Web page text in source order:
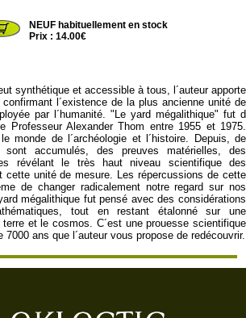
NEUF habituellement en stock
Prix : 14.00€
synthétique et accessible à tous, l´auteur apporte
l´existence de la plus ancienne unité de
par l´humanité. "Le yard mégalithique" fut d
Professeur Alexander Thom entre 1955 et 1975.
monde de l´archéologie et l´histoire. Depuis, de
accumulés, des preuves matérielles, des
révélant le très haut niveau scientifique des
cette unité de mesure. Les répercussions de cette
de changer radicalement notre regard sur nos
mégalithique fut pensé avec des considérations
tout en restant étalonné sur une
et le cosmos. C´est une prouesse scientifique
ans que l´auteur vous propose de redécouvrir.